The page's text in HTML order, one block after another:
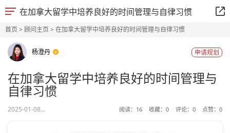
在加拿大留学中培养良好的时间管理与自律习惯
首页> 顾问主页> 在加拿大留学中培养良好的时间管理与自律习惯
杨澄丹 申请规划
在加拿大留学中培养良好的时间管理与
自律习惯
2025-01-08... 阅读： 16 收藏： 0 评论： 0 点赞： 0